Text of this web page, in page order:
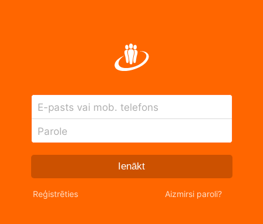
E-pasts vai mob. telefons
Parole
Ienākt
Reģistrēties Aizmirsi paroli?